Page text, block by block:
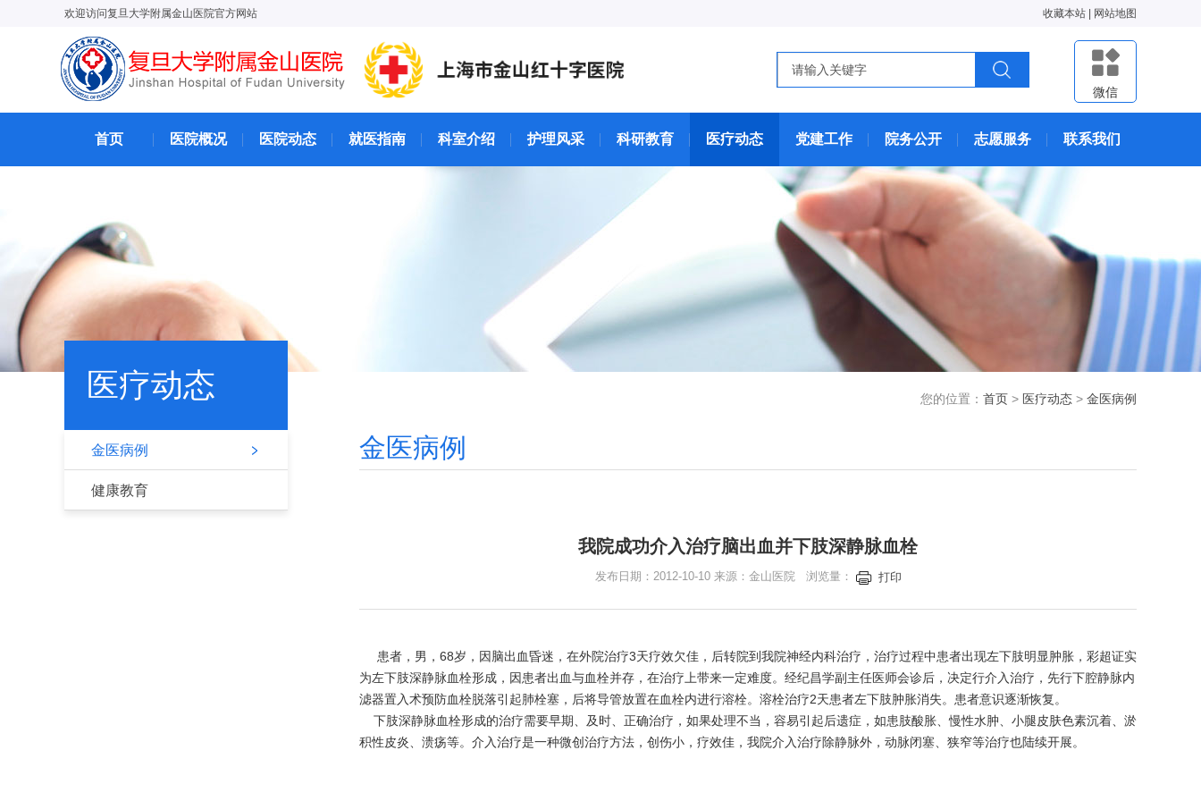
欢迎访问复旦大学附属金山医院官方网站 收藏本站 网站地图
微信
首页 医院概况 医院动态 就医指南 科室介绍 护理风采 科研教育 医疗动态 党建工作 院务公开 志愿服务 联系我们
医疗动态
金医病例
健康教育
您的位置： 首页 > 医疗动态 > 金医病例
金医病例
我院成功介入治疗脑出血并下肢深静脉血栓
发布日期：2012-10-10 来源：金山医院 浏览量： 打印
患者，男，68岁，因脑出血昏迷，在外院治疗3天疗效欠佳，后转院到我院神经内科治疗，治疗过程中患者出现左下肢明显肿胀，彩超证实
为左下肢深静脉血栓形成，因患者出血与血栓并存，在治疗上带来一定难度。经纪昌学副主任医师会诊后，决定行介入治疗，先行下腔静脉内
滤器置入术预防血栓脱落引起肺栓塞，后将导管放置在血栓内进行溶栓。溶栓治疗2天患者左下肢肿胀消失。患者意识逐渐恢复。
下肢深静脉血栓形成的治疗需要早期、及时、正确治疗，如果处理不当，容易引起后遗症，如患肢酸胀、慢性水肿、小腿皮肤色素沉着、淤
积性皮炎、溃疡等。介入治疗是一种微创治疗方法，创伤小，疗效佳，我院介入治疗除静脉外，动脉闭塞、狭窄等治疗也陆续开展。